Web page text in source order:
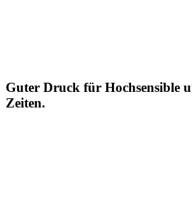
Guter Druck für Hochsensible
Zeiten.